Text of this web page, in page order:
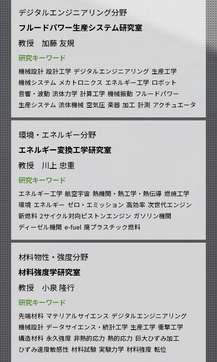
デジタルエンジニアリング分野
フルードパワー生産システム研究室
教授 加藤 友規
研究キーワード
機械設計 設計工学 デジタルエンジニアリング 生産工学
機械システム メカトロニクス エネルギー工学 ロボット
音響・波動 流体力学 計算工学 機械振動 フルードパワー
生産システム 流体機械 空気圧 楽器 加工 計測 アクチュエータ
環境・エネルギー分野
エネルギー変換工学研究室
教授 川上 忠重
研究キーワード
エネルギー工学 航空宇宙 熱機関・熱工学・熱伝導 燃焼工学
環境 エネルギー ゼロ・エミッション 高効率 次世代エンジン
新燃料 2サイクル対向ピストンエンジン ガソリン機関
ディーゼル機関 e-fuel 廃プラスチック燃料
材料物性・強度分野
材料強度学研究室
教授 小泉 隆行
研究キーワード
先端材料 マテリアルサイエンス デジタルエンジニアリング
機械設計 データサイエンス・統計工学 生産工学 衝撃工学
構造材料 永久強度 非熱的応力 熱的応力 巨大ひずみ加工
ひずみ速度敏感性 材料試験 実験力学 材料強度 転位